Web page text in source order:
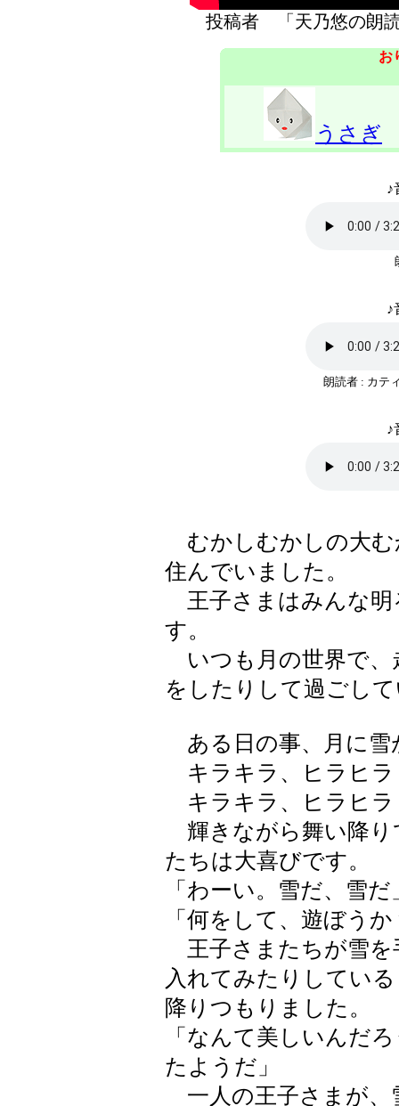
投稿者 「天乃悠の
お
うさぎ
♪
♪
朗読者 : カ
♪
むかしむかしの大む
住んでいました。
王子さまはみんな明
す。
いつも月の世界で、
をしたりして過ごし
ある日の事、月に雪
キラキラ、ヒラヒラ
キラキラ、ヒラヒラ
輝きながら舞い降り
たちは大喜びです。
「わーい。雪だ、雪だ
「何をして、遊ぼうか
王子さまたちが雪を
入れてみたりしてい
降りつもりました。
「なんて美しいんだ
たようだ」
一人の王子さまが、